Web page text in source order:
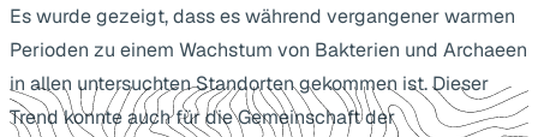
Es wurde gezeigt, dass es während vergangener warmen
Perioden zu einem Wachstum von Bakterien und Archaeen
in allen untersuchten Standorten gekommen ist. Dieser
Trend konnte auch für die Gemeinschaft der